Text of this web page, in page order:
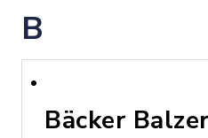
B
Bäcker Balzer